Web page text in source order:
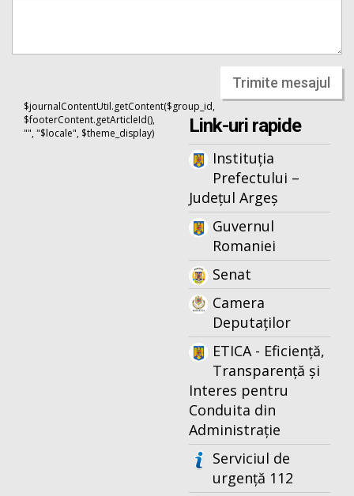
Trimite mesajul
$journalContentUtil.getContent($group_id,
$footerContent.getArticleId(),
"", "$locale", $theme_display)
Link-uri rapide
Instituția
Prefectului –
Județul Argeș
Guvernul
Romaniei
Senat
Camera
Deputaților
ETICA - Eficiență,
Transparență și
Interes pentru
Conduita din
Administrație
Serviciul de
urgență 112